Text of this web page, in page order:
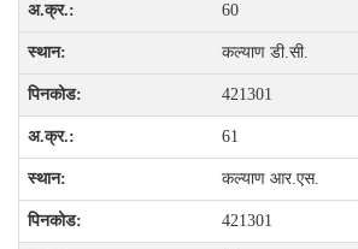
60
कल्याण डी.सी.
421301
61
कल्याण आर.एस.
421301